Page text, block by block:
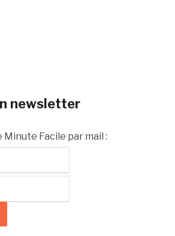
newsletter
Minute Facile par mail :